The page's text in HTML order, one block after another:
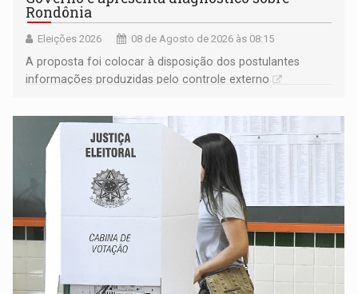
Rondônia
Eleições 2026 08 de Agosto de 2026 às 08:15
A proposta foi colocar à disposição dos postulantes
informações produzidas pelo controle externo